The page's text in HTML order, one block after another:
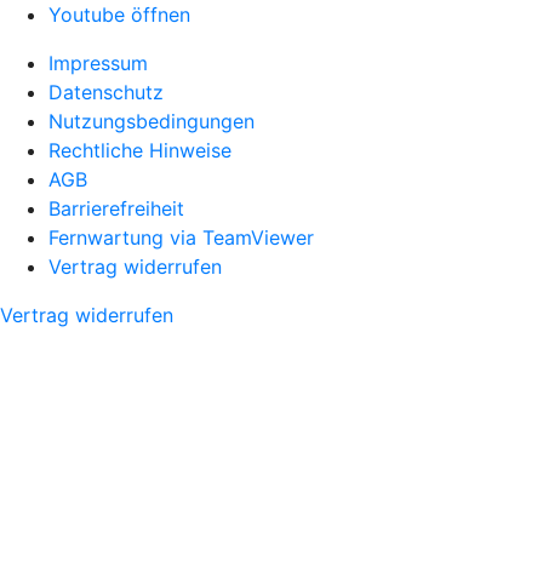
Youtube öffnen
Impressum
Datenschutz
Nutzungsbedingungen
Rechtliche Hinweise
AGB
Barrierefreiheit
Fernwartung via TeamViewer
Vertrag widerrufen
Vertrag widerrufen